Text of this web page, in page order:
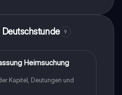
Literaturwissenschaft und
Deutschstunde 9
Heimsuchung
Kapitel, Deutungen und